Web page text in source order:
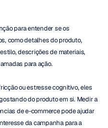
para entender se os
como detalhes do produto,
descrições de materiais,
para ação.
ou estresse cognitivo, eles
do produto em si. Medir a
de e-commerce pode ajudar
da campanha para a